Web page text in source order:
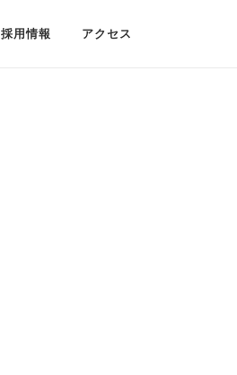
採用情報 アクセス